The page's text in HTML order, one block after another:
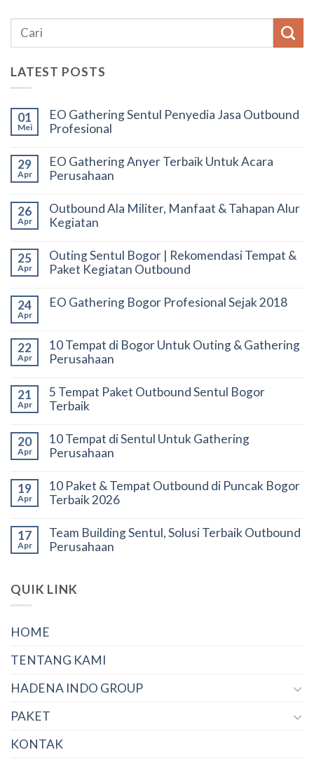
LATEST POSTS
01
Mei
EO Gathering Sentul Penyedia Jasa Outbound
Profesional
29
Apr
EO Gathering Anyer Terbaik Untuk Acara
Perusahaan
26
Apr
Outbound Ala Militer, Manfaat & Tahapan Alur
Kegiatan
25
Apr
Outing Sentul Bogor | Rekomendasi Tempat &
Paket Kegiatan Outbound
24
Apr
EO Gathering Bogor Profesional Sejak 2018
22
Apr
10 Tempat di Bogor Untuk Outing & Gathering
Perusahaan
21
Apr
5 Tempat Paket Outbound Sentul Bogor
Terbaik
20
Apr
10 Tempat di Sentul Untuk Gathering
Perusahaan
19
Apr
10 Paket & Tempat Outbound di Puncak Bogor
Terbaik 2026
17
Apr
Team Building Sentul, Solusi Terbaik Outbound
Perusahaan
QUIK LINK
HOME
TENTANG KAMI
HADENA INDO GROUP
PAKET
KONTAK